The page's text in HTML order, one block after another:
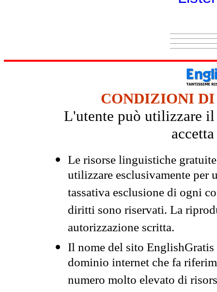
CONDIZIONI DI
L'utente può utilizzare il
Le risorse linguistiche
utilizzare esclusivamente per
tassativa esclusione di ogni
diritti sono riservati. La
autorizzazione scritta.
Il nome del sito
dominio internet che fa
numero molto elevato di